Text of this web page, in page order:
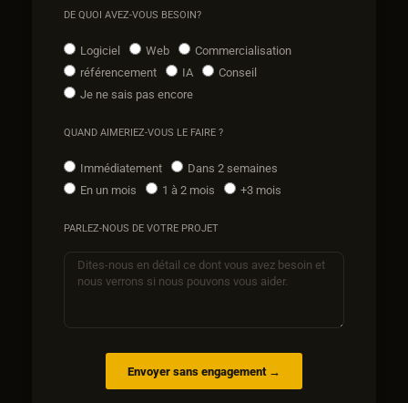
DE QUOI AVEZ-VOUS BESOIN?
Logiciel Web
Commercialisation
référencement
IA
Conseil
Je ne sais pas encore
QUAND AIMERIEZ-VOUS LE FAIRE ?
Immédiatement
Dans 2 semaines
En un mois
1 à 2 mois +3 mois
PARLEZ-NOUS DE VOTRE PROJET
Envoyer sans engagement →